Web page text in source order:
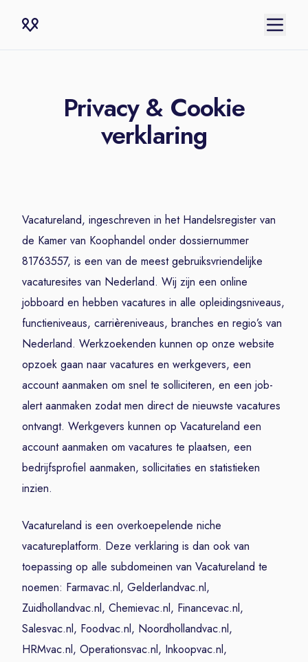
Privacy & Cookie
verklaring
Vacatureland, ingeschreven in het Handelsregister van
de Kamer van Koophandel onder dossiernummer
81763557, is een van de meest gebruiksvriendelijke
vacaturesites van Nederland. Wij zijn een online
jobboard en hebben vacatures in alle opleidingsniveaus,
functieniveaus, carrièreniveaus, branches en regio’s van
Nederland. Werkzoekenden kunnen op onze website
opzoek gaan naar vacatures en werkgevers, een
account aanmaken om snel te solliciteren, en een job-
alert aanmaken zodat men direct de nieuwste vacatures
ontvangt. Werkgevers kunnen op Vacatureland een
account aanmaken om vacatures te plaatsen, een
bedrijfsprofiel aanmaken, sollicitaties en statistieken
inzien.
Vacatureland is een overkoepelende niche
vacatureplatform. Deze verklaring is dan ook van
toepassing op alle subdomeinen van Vacatureland te
noemen: Farmavac.nl, Gelderlandvac.nl,
Zuidhollandvac.nl, Chemievac.nl, Financevac.nl,
Salesvac.nl, Foodvac.nl, Noordhollandvac.nl,
HRMvac.nl, Operationsvac.nl, Inkoopvac.nl,